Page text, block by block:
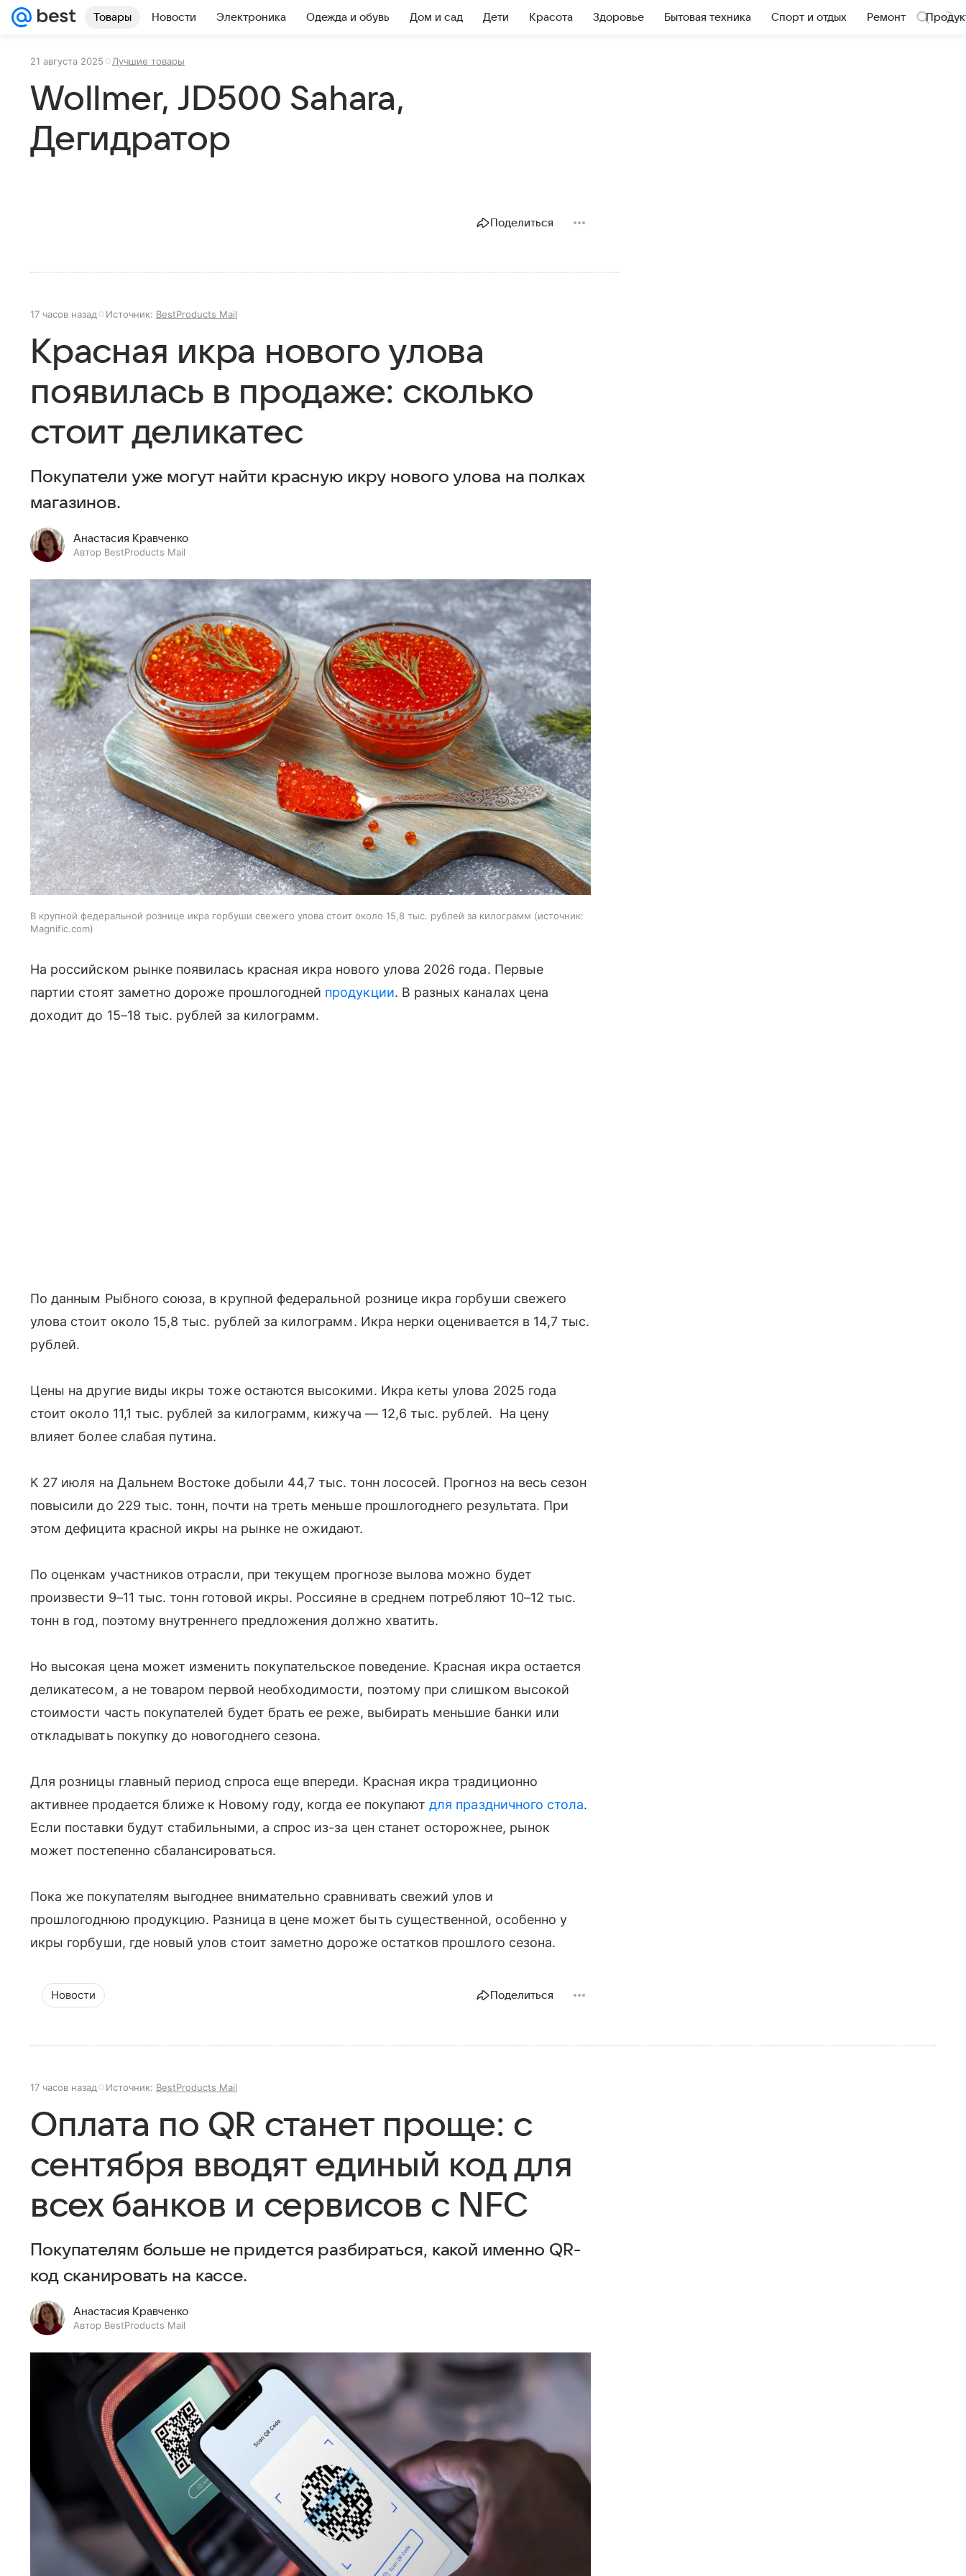
Товары Новости Электроника Одежда и обувь Дом и сад Дети Красота Здоровье Бытовая техника Спорт и отдых Ремонт
21 августа 2025 Лучшие товары
Wollmer, JD500 Sahara,
Дегидратор
Поделиться
17 часов назад Источник: BestProducts Mail
Красная икра нового улова
появилась в продаже: сколько
стоит деликатес
Покупатели уже могут найти красную икру нового улова на полках
магазинов.
Анастасия Кравченко
Автор BestProducts Mail
В крупной федеральной рознице икра горбуши свежего улова стоит около 15,8 тыс. рублей за килограмм
источник:
Magnific.com
На российском рынке появилась красная икра нового улова 2026 года. Первые
партии стоят заметно дороже прошлогодней продукции. В разных каналах цена
доходит до 15–18 тыс. рублей за килограмм.
По данным Рыбного союза, в крупной федеральной рознице икра горбуши свежего
улова стоит около 15,8 тыс. рублей за килограмм. Икра нерки оценивается в 14,7 тыс.
рублей.
Цены на другие виды икры тоже остаются высокими. Икра кеты улова 2025 года
стоит около 11,1 тыс. рублей за килограмм, кижуча — 12,6 тыс. рублей. На цену
влияет более слабая путина.
К 27 июля на Дальнем Востоке добыли 44,7 тыс. тонн лососей. Прогноз на весь сезон
повысили до 229 тыс. тонн, почти на треть меньше прошлогоднего результата. При
этом дефицита красной икры на рынке не ожидают.
По оценкам участников отрасли, при текущем прогнозе вылова можно будет
произвести 9–11 тыс. тонн готовой икры. Россияне в среднем потребляют 10–12 тыс.
тонн в год, поэтому внутреннего предложения должно хватить.
Но высокая цена может изменить покупательское поведение. Красная икра остается
деликатесом, а не товаром первой необходимости, поэтому при слишком высокой
стоимости часть покупателей будет брать ее реже, выбирать меньшие банки или
откладывать покупку до новогоднего сезона.
Для розницы главный период спроса еще впереди. Красная икра традиционно
активнее продается ближе к Новому году, когда ее покупаютдля праздничного стола.
Если поставки будут стабильными, а спрос из-за цен станет осторожнее, рынок
может постепенно сбалансироваться.
Пока же покупателям выгоднее внимательно сравнивать свежий улов и
прошлогоднюю продукцию. Разница в цене может быть существенной, особенно у
икры горбуши, где новый улов стоит заметно дороже остатков прошлого сезона.
Новости Поделиться
17 часов назад Источник: BestProducts Mail
Оплата по QR станет проще: с
сентября вводят единый код для
всех банков и сервисов с NFC
Покупателям больше не придется разбираться, какой именно QR-
код сканировать на кассе.
Анастасия Кравченко
Автор BestProducts Mail